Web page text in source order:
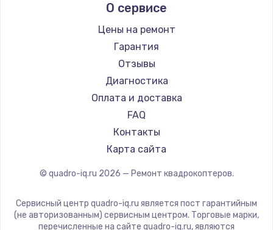
О сервисе
Цены на ремонт
Гарантия
Отзывы
Диагностика
Оплата и доставка
FAQ
Контакты
Карта сайта
© quadro-iq.ru 2026 — Ремонт квадрокоптеров.
Сервисный центр quadro-iq.ru является пост гарантийным
(не авторизованным) сервисным центром. Торговые марки,
перечисленные на сайте quadro-iq.ru, являются